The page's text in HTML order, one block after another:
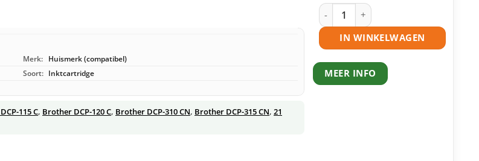
Merk: Huismerk (compatibel)
Soort: Inktcartridge
115 C, Brother DCP-120 C, Brother DCP-310 CN, Brother DCP-315 CN, 21
Brother LC900 M inktcartridge
IN WINKELWAGEN
MEER INFO